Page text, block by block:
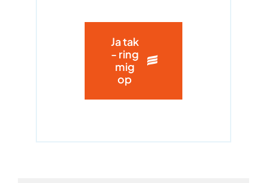
Ja tak
- ring
mig
op